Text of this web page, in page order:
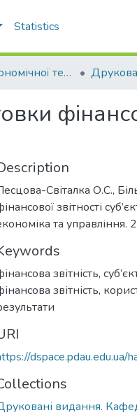
Statistics
Кафедра економічної теорії та економічних досліджень
Світалка О.С.,
звітності
та
звітність,
звітність,
видання.